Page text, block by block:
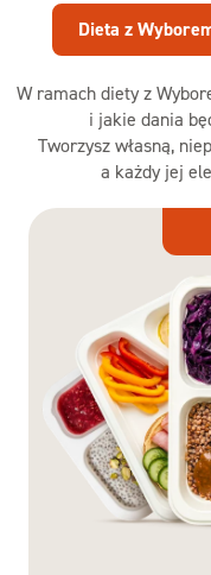
W ramach diety z
i jakie dania
Tworzysz własną,
a każdy jej
Dieta z
Dieta